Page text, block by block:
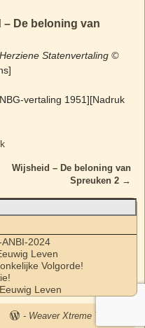
De beloning van
Herziene Statenvertaling ©
vertaling 1951][Nadruk
Wijsheid – De beloning van
Spreuken 2 →
2024
Leven
Volgorde!
Leven
- Weaver Xtreme Theme